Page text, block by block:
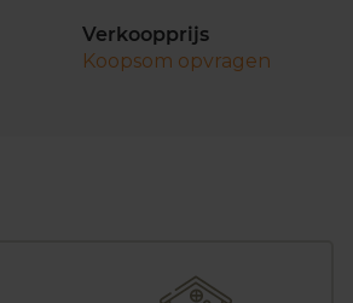
Verkoopprijs
Koopsom opvragen